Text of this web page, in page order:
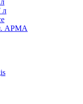
л
АРМА